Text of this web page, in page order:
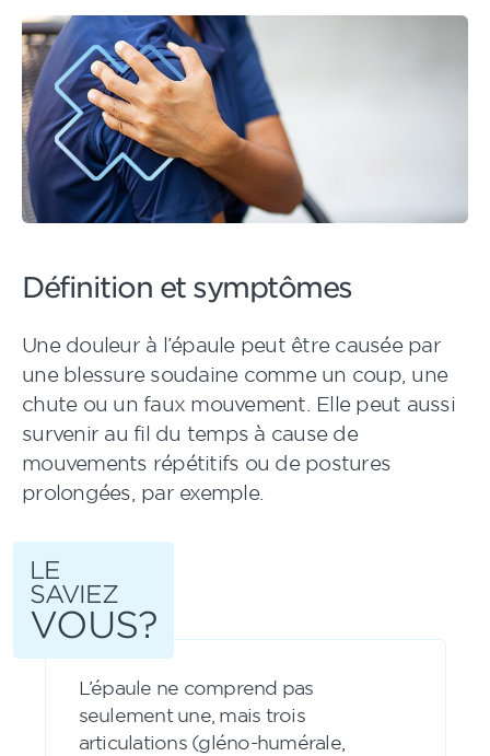
Définition et symptômes
Une douleur à l’épaule peut être causée par
une blessure soudaine comme un coup, une
chute ou un faux mouvement. Elle peut aussi
survenir au fil du temps à cause de
mouvements répétitifs ou de postures
prolongées, par exemple.
LE
SAVIEZ
VOUS?
L’épaule ne comprend pas
seulement une, mais trois
articulations (gléno-humérale,